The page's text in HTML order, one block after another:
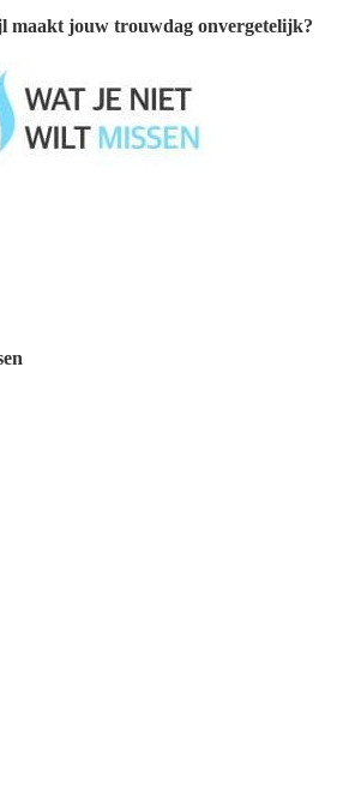
maakt jouw trouwdag onvergetelijk?